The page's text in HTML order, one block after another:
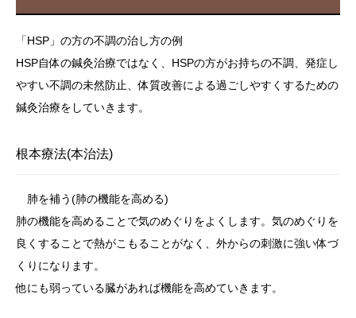
「HSP」の方の不調の治し方の例
HSP自体の鍼灸治療ではなく、HSPの方がお持ちの不調、発症し
やすい不調の未然防止、体質改善による過ごしやすくするための
鍼灸治療をしていきます。
根本療法(本治法)
肺を補う(肺の機能を高める)
肺の機能を高めることで気のめぐりをよくします。気のめぐりを
良くすることで熱がこもることがなく、外からの刺激に強い体づ
くりになります。
他にも弱っている臓があれば機能を高めていきます。